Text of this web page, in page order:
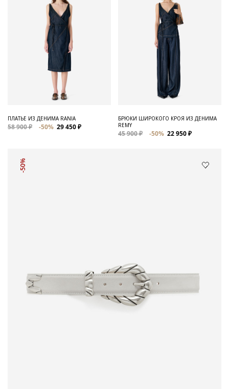
ПЛАТЬЕ ИЗ ДЕНИМА RANIA
58 900 ₽ -50% 29 450 ₽
БРЮКИ ШИРОКОГО КРОЯ ИЗ ДЕНИМА
REMY
45 900 ₽ -50% 22 950 ₽
-50%